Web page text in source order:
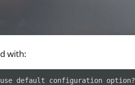
with:
default configuration option?